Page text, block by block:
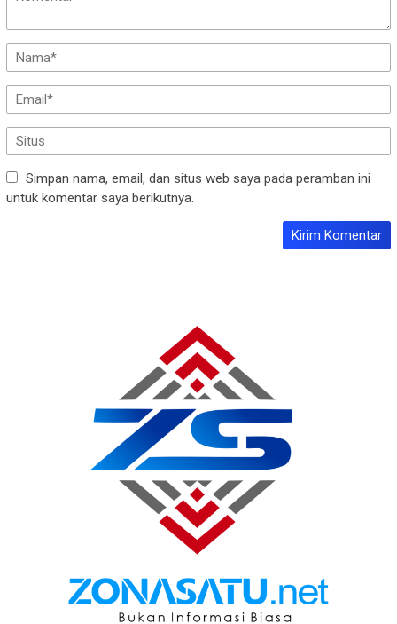
Simpan nama, email, dan situs web saya pada peramban ini
untuk komentar saya berikutnya.